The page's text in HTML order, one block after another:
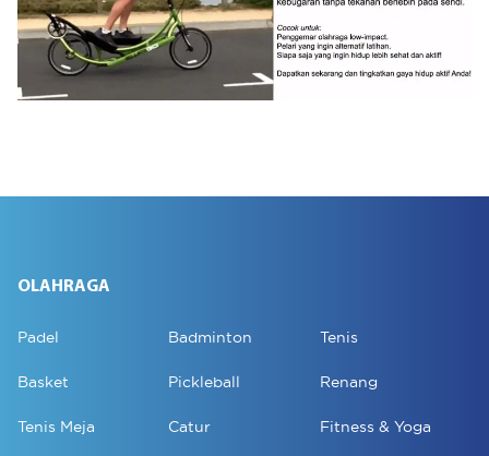
OLAHRAGA
Padel Badminton Tenis
Basket Pickleball Renang
Tenis Meja Catur Fitness & Yoga